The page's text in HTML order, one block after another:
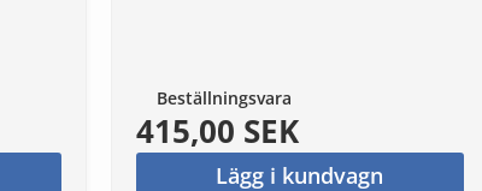
Beställningsvara
415,00 SEK
Lägg i kundvagn